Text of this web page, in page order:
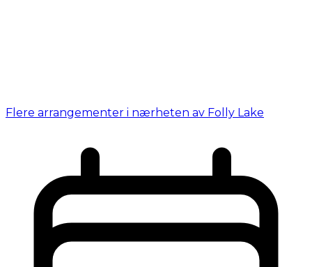
Flere arrangementer i nærheten av Folly Lake